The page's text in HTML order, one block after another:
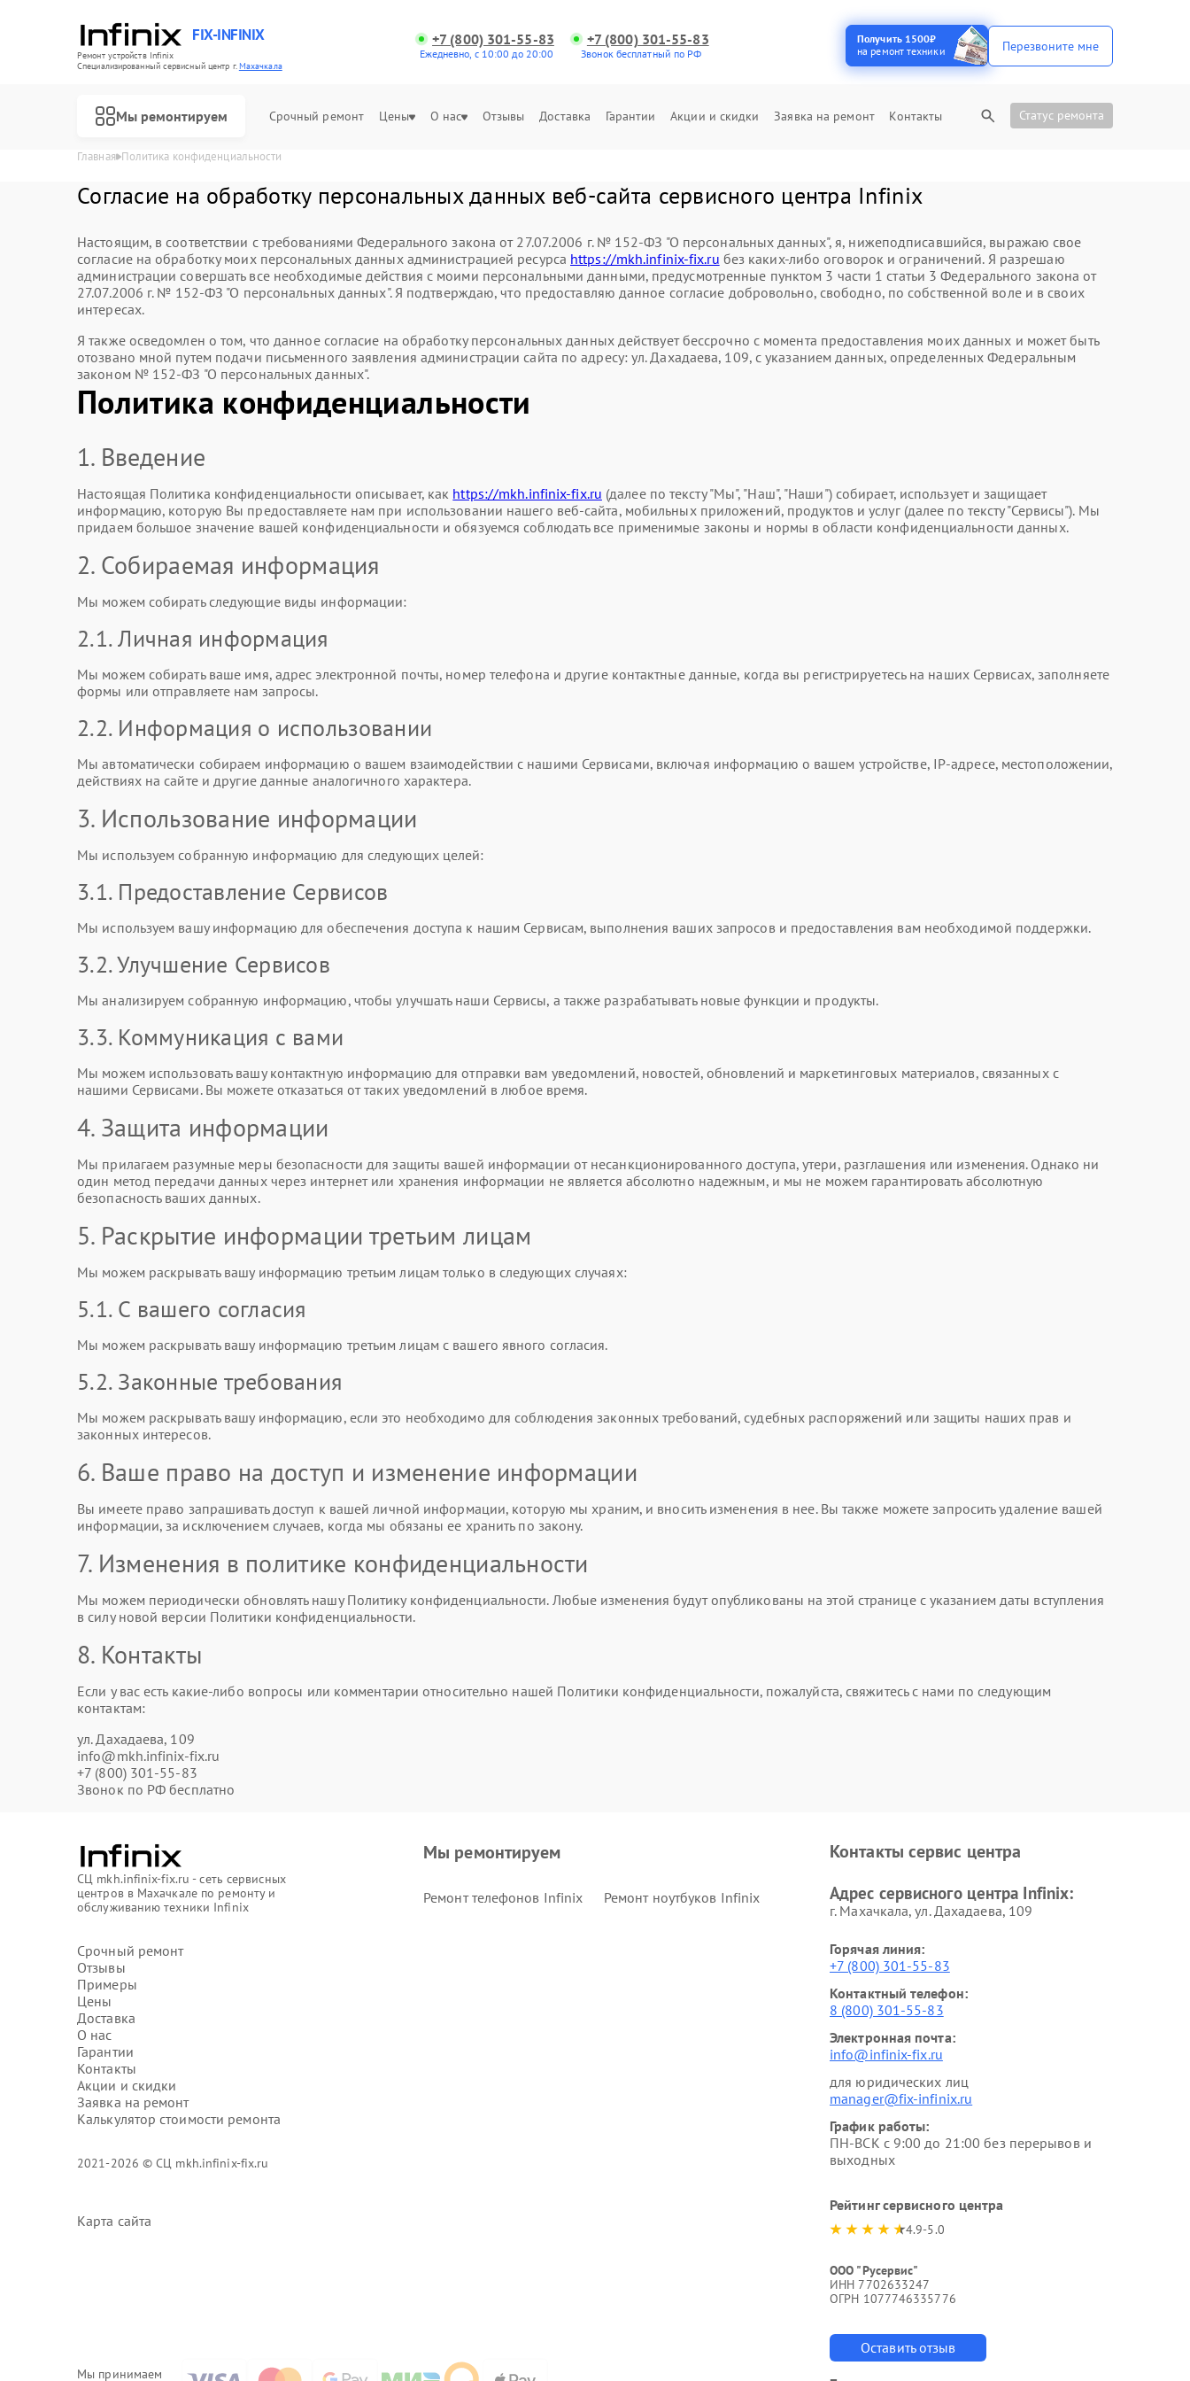
FIX-INFINIX
Ремонт устройств Infinix
Специализированный cервисный центр г.Махачкала
+7 (800) 301-55-83
Ежедневно, с 10:00 до 20:00
+7 (800) 301-55-83
Звонок бесплатный по РФ
Получить 1500₽
на ремонт техники
Перезвоните мне
Мы ремонтируем Срочный ремонт Цены О нас Отзывы Доставка Гарантии Акции и скидки Заявка на ремонт Контакты Статус ремонта
Главная Политика конфиденциальности
Согласие на обработку персональных данных веб-сайта сервисного центра Infinix
Настоящим, в соответствии с требованиями Федерального закона от 27.07.2006 г. № 152-ФЗ "О персональных данных", я, нижеподписавшийся, выражаю свое
согласие на обработку моих персональных данных администрацией ресурса https://mkh.infinix-fix.ru без каких-либо оговорок и ограничений. Я разрешаю
администрации совершать все необходимые действия с моими персональными данными, предусмотренные пунктом 3 части 1 статьи 3 Федерального закона от
27.07.2006 г. № 152-ФЗ "О персональных данных". Я подтверждаю, что предоставляю данное согласие добровольно, свободно, по собственной воле и в своих
интересах.
Я также осведомлен о том, что данное согласие на обработку персональных данных действует бессрочно с момента предоставления моих данных и может быть
отозвано мной путем подачи письменного заявления администрации сайта по адресу: ул. Дахадаева, 109, с указанием данных, определенных Федеральным
законом № 152-ФЗ "О персональных данных".
Политика конфиденциальности
1. Введение
Настоящая Политика конфиденциальности описывает, как https://mkh.infinix-fix.ru (далее по тексту "Мы", "Наш", "Наши") собирает, использует и защищает
информацию, которую Вы предоставляете нам при использовании нашего веб-сайта, мобильных приложений, продуктов и услуг (далее по тексту "Сервисы"). Мы
придаем большое значение вашей конфиденциальности и обязуемся соблюдать все применимые законы и нормы в области конфиденциальности данных.
2. Собираемая информация
Мы можем собирать следующие виды информации:
2.1. Личная информация
Мы можем собирать ваше имя, адрес электронной почты, номер телефона и другие контактные данные, когда вы регистрируетесь на наших Сервисах, заполняете
формы или отправляете нам запросы.
2.2. Информация о использовании
Мы автоматически собираем информацию о вашем взаимодействии с нашими Сервисами, включая информацию о вашем устройстве, IP-адресе, местоположении,
действиях на сайте и другие данные аналогичного характера.
3. Использование информации
Мы используем собранную информацию для следующих целей:
3.1. Предоставление Сервисов
Мы используем вашу информацию для обеспечения доступа к нашим Сервисам, выполнения ваших запросов и предоставления вам необходимой поддержки.
3.2. Улучшение Сервисов
Мы анализируем собранную информацию, чтобы улучшать наши Сервисы, а также разрабатывать новые функции и продукты.
3.3. Коммуникация с вами
Мы можем использовать вашу контактную информацию для отправки вам уведомлений, новостей, обновлений и маркетинговых материалов, связанных с
нашими Сервисами. Вы можете отказаться от таких уведомлений в любое время.
4. Защита информации
Мы прилагаем разумные меры безопасности для защиты вашей информации от несанкционированного доступа, утери, разглашения или изменения. Однако ни
один метод передачи данных через интернет или хранения информации не является абсолютно надежным, и мы не можем гарантировать абсолютную
безопасность ваших данных.
5. Раскрытие информации третьим лицам
Мы можем раскрывать вашу информацию третьим лицам только в следующих случаях:
5.1. С вашего согласия
Мы можем раскрывать вашу информацию третьим лицам с вашего явного согласия.
5.2. Законные требования
Мы можем раскрывать вашу информацию, если это необходимо для соблюдения законных требований, судебных распоряжений или защиты наших прав и
законных интересов.
6. Ваше право на доступ и изменение информации
Вы имеете право запрашивать доступ к вашей личной информации, которую мы храним, и вносить изменения в нее. Вы также можете запросить удаление вашей
информации, за исключением случаев, когда мы обязаны ее хранить по закону.
7. Изменения в политике конфиденциальности
Мы можем периодически обновлять нашу Политику конфиденциальности. Любые изменения будут опубликованы на этой странице с указанием даты вступления
в силу новой версии Политики конфиденциальности.
8. Контакты
Если у вас есть какие-либо вопросы или комментарии относительно нашей Политики конфиденциальности, пожалуйста, свяжитесь с нами по следующим
контактам:
ул. Дахадаева, 109
info@mkh.infinix-fix.ru
+7 (800) 301-55-83
Звонок по РФ бесплатно
СЦ mkh.infinix-fix.ru - сеть сервисных
центров в Махачкале по ремонту и
обслуживанию техники Infinix
Срочный ремонт
Отзывы
Примеры
Цены
Доставка
О нас
Гарантии
Контакты
Акции и скидки
Заявка на ремонт
Калькулятор стоимости ремонта
2021-2026 © СЦ mkh.infinix-fix.ru
Карта сайта
Мы принимаем
Мы ремонтируем
Ремонт телефонов Infinix Ремонт ноутбуков Infinix
Контакты сервис центра
Адрес сервисного центра Infinix:
г. Махачкала, ул. Дахадаева, 109
Горячая линия:
+7 (800) 301-55-83
Контактный телефон:
8 (800) 301-55-83
Электронная почта:
info@infinix-fix.ru
для юридических лиц
manager@fix-infinix.ru
График работы:
ПН-ВСК с 9:00 до 21:00 без перерывов и
выходных
Рейтинг сервисного центра
4.9-5.0
ООО "Русервис"
ИНН 7702633247
ОГРН 1077746335776
Оставить отзыв